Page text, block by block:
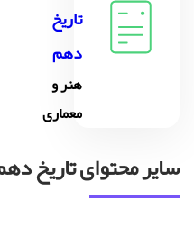
تاریخ
دهم
هنر و
معماری
سایر محتوای تاریخ